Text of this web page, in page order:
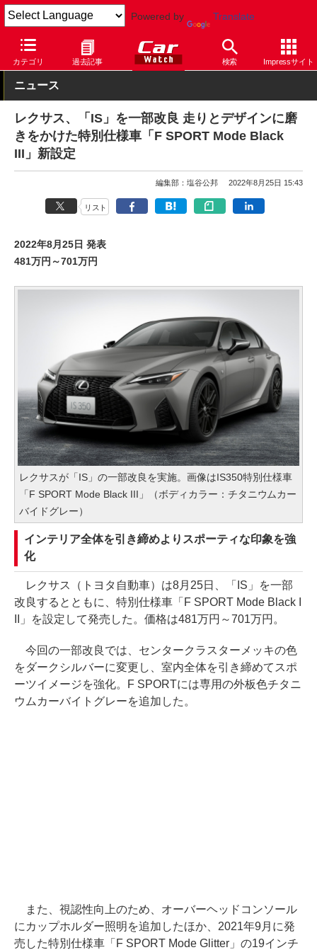
Powered by Translate
カテゴリ 過去記事 検索 Impressサイト
Car Watch 自動車 レクサス IS
ニュース
レクサス、「IS」を一部改良 走りとデザインに磨
きをかけた特別仕様車「F SPORT Mode Black
III」新設定
編集部：塩谷公邦 2022年8月25日 15:43
リスト
2022年8月25日 発表
481万円～701万円
レクサスが「IS」の一部改良を実施。画像はIS350特別仕様車
「F SPORT Mode Black III」（ボディカラー：チタニウムカー
バイドグレー）
インテリア全体を引き締めよりスポーティな印象を強
化
レクサス（トヨタ自動車）は8月25日、「IS」を一部
改良するとともに、特別仕様車「F SPORT Mode Black I
II」を設定して発売した。価格は481万円～701万円。
今回の一部改良では、センタークラスターメッキの色
をダークシルバーに変更し、室内全体を引き締めてスポ
ーツイメージを強化。F SPORTには専用の外板色チタニ
ウムカーバイトグレーを追加した。
また、視認性向上のため、オーバーヘッドコンソール
にカップホルダー照明を追加したほか、2021年9月に発
売した特別仕様車「F SPORT Mode Glitter」の19インチ